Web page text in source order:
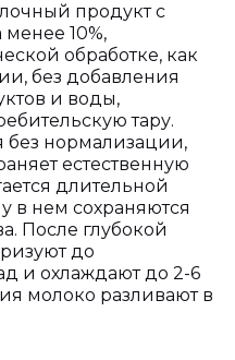
продукт с
10%,
обработке, как
без добавления
и воды,
тару.
без нормализации,
естественную
длительной
в нем сохраняются
до
и охлаждают до 2-6
молоко разливают в